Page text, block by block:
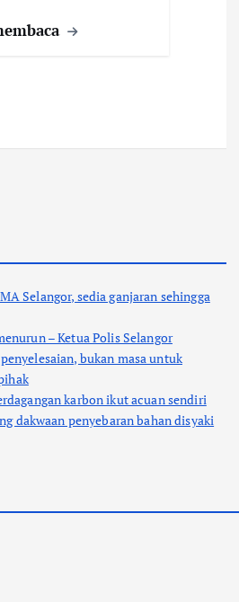
Selangor, sedia ganjaran sehingga
– Ketua Polis Selangor
bukan masa untuk
karbon ikut acuan sendiri
dakwaan penyebaran bahan disyaki